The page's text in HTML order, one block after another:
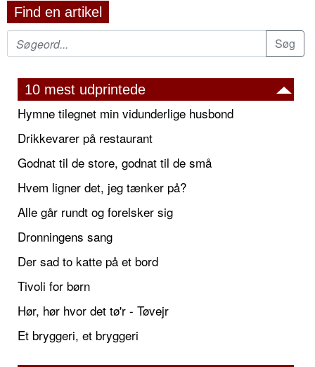
Find en artikel
10 mest udprintede
Hymne tilegnet min vidunderlige husbond
Drikkevarer på restaurant
Godnat til de store, godnat til de små
Hvem ligner det, jeg tænker på?
Alle går rundt og forelsker sig
Dronningens sang
Der sad to katte på et bord
Tivoli for børn
Hør, hør hvor det tø'r - Tøvejr
Et bryggeri, et bryggeri